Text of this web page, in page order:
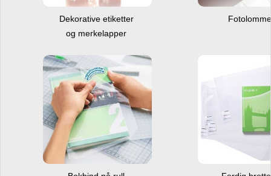
Dekorative etiketter
og merkelapper